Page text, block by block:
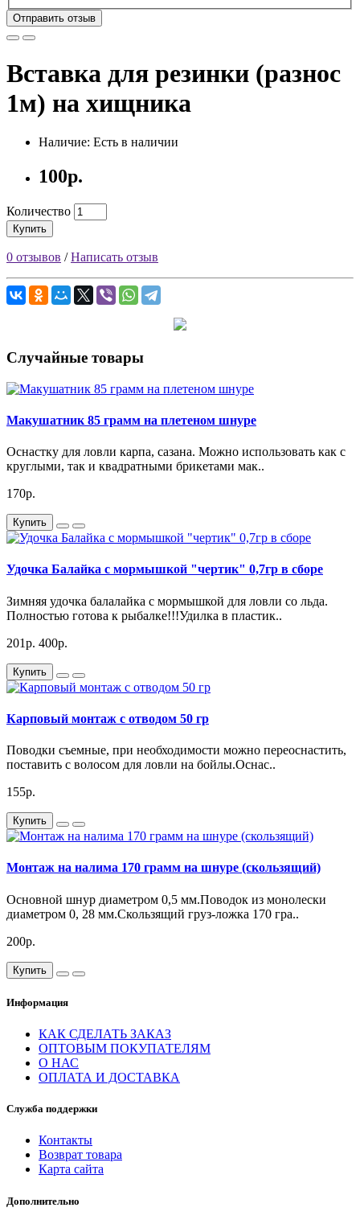
Отправить отзыв
Вставка для резинки (разнос
1м) на хищника
Наличие: Есть в наличии
100р.
Количество
Купить
0 отзывов /Написать отзыв
Случайные товары
Макушатник 85 грамм на плетеном шнуре
Оснастку для ловли карпа, сазана. Можно использовать как с
круглыми, так и квадратными брикетами мак..
170р.
Купить
Удочка Балайка с мормышкой "чертик" 0,7гр в сборе
Зимняя удочка балалайка с мормышкой для ловли со льда.
Полностью готова к рыбалке!!!Удилка в пластик..
201р. 400р.
Купить
Карповый монтаж с отводом 50 гр
Поводки съемные, при необходимости можно переоснастить,
поставить с волосом для ловли на бойлы.Оснас..
155р.
Купить
Монтаж на налима 170 грамм на шнуре (скользящий)
Основной шнур диаметром 0,5 мм.Поводок из монолески
диаметром 0, 28 мм.Скользящий груз-ложка 170 гра..
200р.
Купить
Информация
КАК СДЕЛАТЬ ЗАКАЗ
ОПТОВЫМ ПОКУПАТЕЛЯМ
О НАС
ОПЛАТА И ДОСТАВКА
Служба поддержки
Контакты
Возврат товара
Карта сайта
Дополнительно